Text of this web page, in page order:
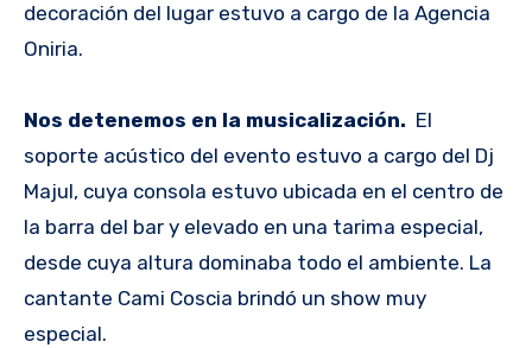
decoración del lugar estuvo a cargo de la Agencia
Oniria.
Nos detenemos en la musicalización. El
soporte acústico del evento estuvo a cargo del Dj
Majul, cuya consola estuvo ubicada en el centro de
la barra del bar y elevado en una tarima especial,
desde cuya altura dominaba todo el ambiente. La
cantante Cami Coscia brindó un show muy
especial.